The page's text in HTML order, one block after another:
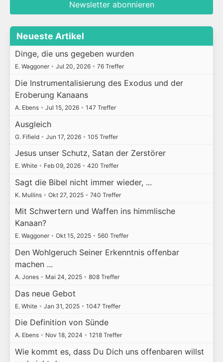
Newsletter abonnieren
Neueste Artikel
Dinge, die uns gegeben wurden
E. Waggoner • Jul 20, 2026 • 76 Treffer
Die Instrumentalisierung des Exodus und der
Eroberung Kanaans
A. Ebens • Jul 15, 2026 • 147 Treffer
Ausgleich
G. Fifield • Jun 17, 2026 • 105 Treffer
Jesus unser Schutz, Satan der Zerstörer
E. White • Feb 09, 2026 • 420 Treffer
Sagt die Bibel nicht immer wieder, ...
K. Mullins • Okt 27, 2025 • 740 Treffer
Mit Schwertern und Waffen ins himmlische
Kanaan?
E. Waggoner • Okt 15, 2025 • 560 Treffer
Den Wohlgeruch Seiner Erkenntnis offenbar
machen ...
A. Jones • Mai 24, 2025 • 808 Treffer
Das neue Gebot
E. White • Jan 31, 2025 • 1047 Treffer
Die Definition von Sünde
A. Ebens • Nov 18, 2024 • 1218 Treffer
Wie kommt es, dass Du Dich uns offenbaren willst